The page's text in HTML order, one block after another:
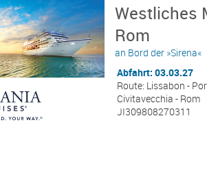
Westliches
Rom
an Bord der »Sirena«
Abfahrt: 03.03.27
Route: Lissabon -
Civitavecchia - Rom
JI309808270311